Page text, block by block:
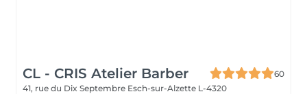
CL - CRIS Atelier Barber
60
41, rue du Dix Septembre Esch-sur-Alzette L-4320